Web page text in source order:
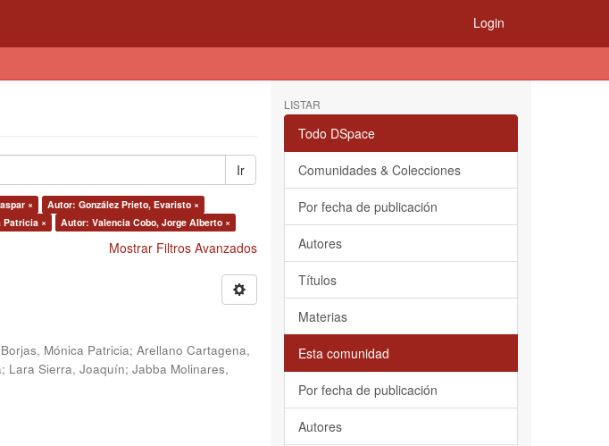
Login
Ir
×
Autor: González Prieto, Evaristo ×
Patricia × Autor: Valencia Cobo, Jorge Alberto ×
Mostrar Filtros Avanzados
Borjas, Mónica Patricia; Arellano Cartagena,
; Lara Sierra, Joaquín; Jabba Molinares,
LISTAR
Todo DSpace
Comunidades & Colecciones
Por fecha de publicación
Autores
Títulos
Materias
Esta comunidad
Por fecha de publicación
Autores